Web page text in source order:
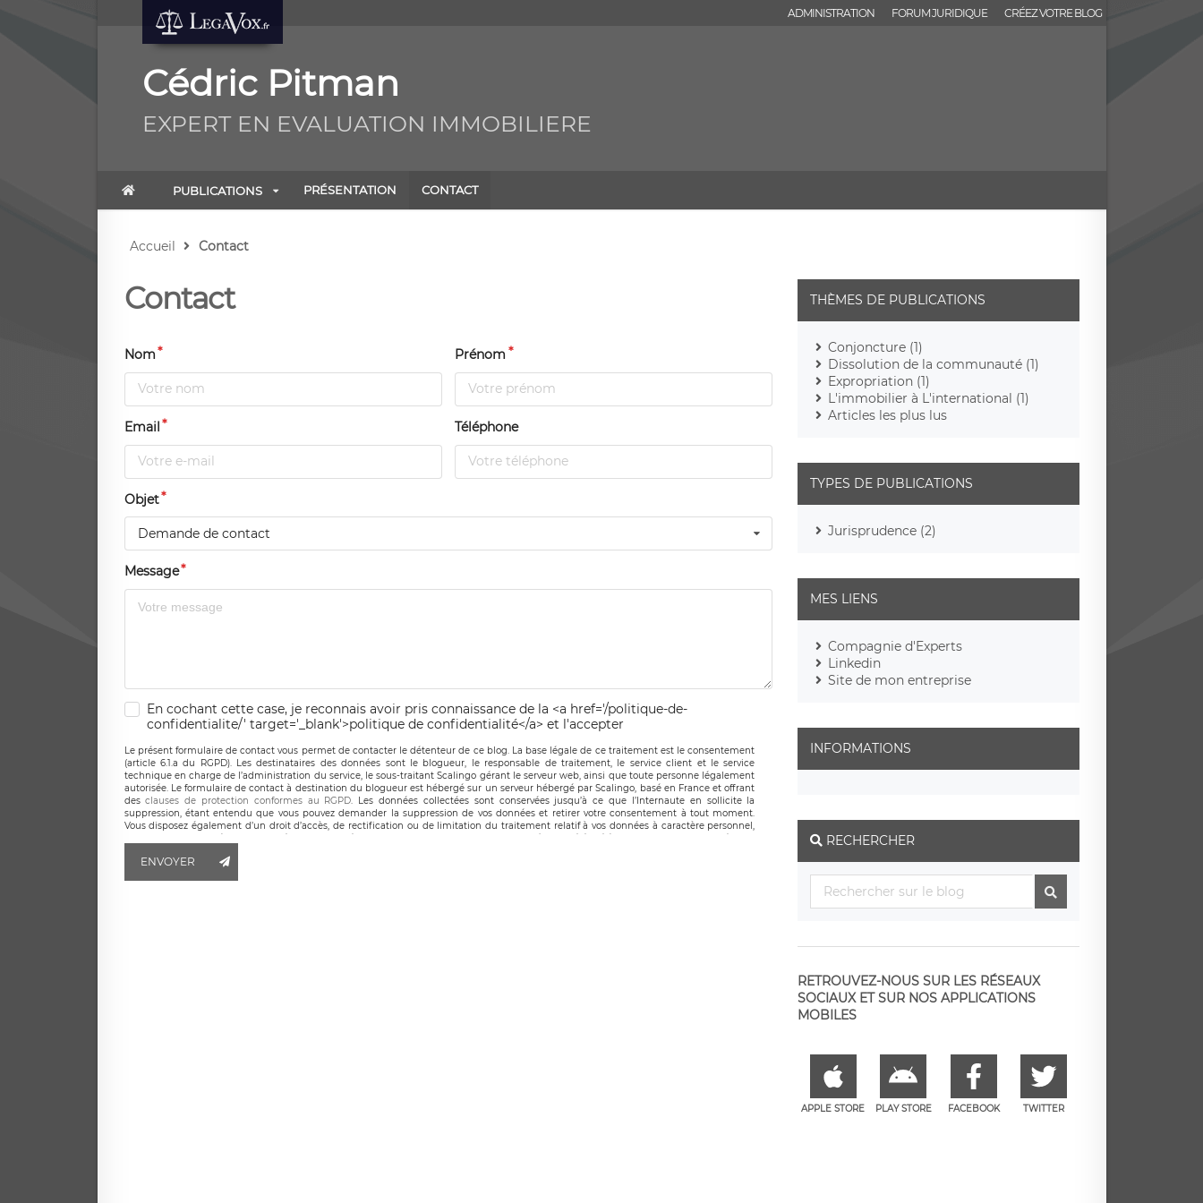
ADMINISTRATION FORUM JURIDIQUE CRÉEZ VOTRE BLOG
Cédric Pitman
EXPERT EN EVALUATION IMMOBILIERE
PUBLICATIONS PRÉSENTATION CONTACT
Accueil Contact
Contact
Nom Prénom
Email Téléphone
Objet
Demande de contact
Message
En cochant cette case, je reconnais avoir pris connaissance de la <a href='/politique-de-
confidentialite/' target='_blank'>politique de confidentialité</a> et l'accepter
Le présent formulaire de contact vous permet de contacter le détenteur de ce blog. La base légale de ce traitement est le consentement
(article 6.1.a du RGPD). Les destinataires des données sont le blogueur, le responsable de traitement, le service client et le service
technique en charge de l’administration du service, le sous-traitant Scalingo gérant le serveur web, ainsi que toute personne légalement
autorisée. Le formulaire de contact à destination du blogueur est hébergé sur un serveur hébergé par Scalingo, basé en France et offrant
desclauses de protection conformes au RGPD. Les données collectées sont conservées jusqu’à ce que l’Internaute en sollicite la
suppression, étant entendu que vous pouvez demander la suppression de vos données et retirer votre consentement à tout moment.
Vous disposez également d’un droit d’accès, de rectification ou de limitation du traitement relatif à vos données à caractère personnel,
responsable de traitement est la société LÉGAVOX, sis 9 rue Léopold Sédar Senghor, joignable à l’adresse mail :
ENVOYER
THÈMES DE PUBLICATIONS
Conjoncture (1)
Dissolution de la communauté (1)
Expropriation (1)
L'immobilier à L'international (1)
Articles les plus lus
TYPES DE PUBLICATIONS
Jurisprudence (2)
MES LIENS
Compagnie d'Experts
Linkedin
Site de mon entreprise
INFORMATIONS
RECHERCHER
RETROUVEZ-NOUS SUR LES RÉSEAUX
SOCIAUX ET SUR NOS APPLICATIONS
MOBILES
APPLE STORE PLAY STORE FACEBOOK TWITTER